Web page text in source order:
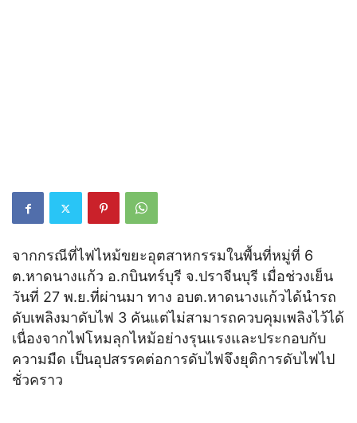
จากกรณีที่ไฟไหม้ขยะอุตสาหกรรมในพื้นที่หมู่ที่ 6
ต.หาดนางแก้ว อ.กบินทร์บุรี จ.ปราจีนบุรี เมื่อช่วงเย็น
วันที่ 27 พ.ย.ที่ผ่านมา ทาง อบต.หาดนางแก้วได้นำรถ
ดับเพลิงมาดับไฟ 3 คันแต่ไม่สามารถควบคุมเพลิงไว้ได้
เนื่องจากไฟโหมลุกไหม้อย่างรุนแรงและประกอบกับ
ความมืด เป็นอุปสรรคต่อการดับไฟจึงยุติการดับไฟไป
ชั่วคราว